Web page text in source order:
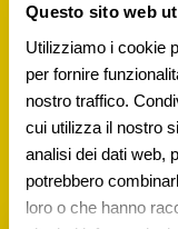
Questo sito web
Utilizziamo i cookie
per fornire
nostro traffico.
cui utilizza il nostro
analisi dei dati web,
potrebbero
loro o che hanno
Hai